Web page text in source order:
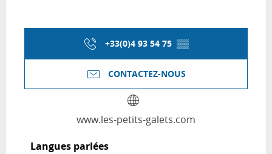
+33(0)4 93 54 75 ▒▒
CONTACTEZ-NOUS
www.les-petits-galets.com
Langues parlées
Langues parlées